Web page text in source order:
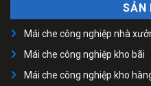
SẢN
Mái che công nghiệp nhà
Mái che công nghiệp kho bãi
Mái che công nghiệp kho